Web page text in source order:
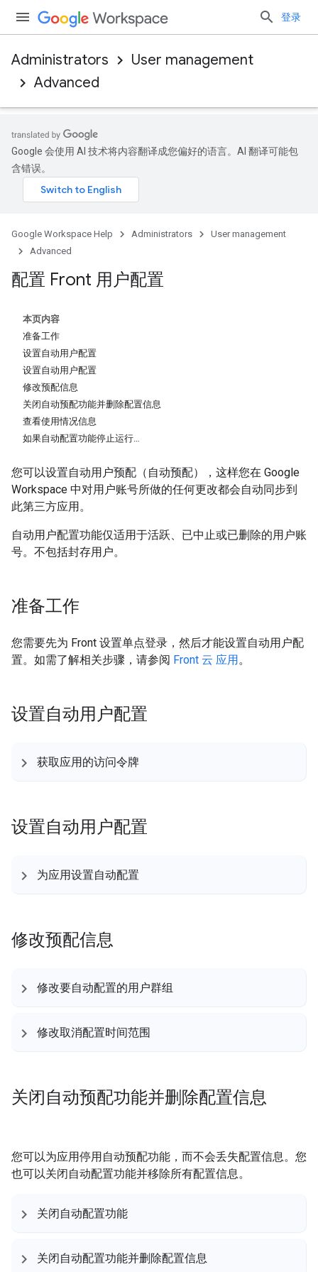
登录
Administrators
User management
Advanced
Google 会使用 AI 技术将内容翻译成您偏好的语言。AI 翻译可能包
含错误。
Google Workspace Help Administrators
User management
Advanced
配置 Front 用户配置
本页内容
准备工作
设置自动用户配置
设置自动用户配置
修改预配信息
关闭自动预配功能并删除配置信息
查看使用情况信息
如果自动配置功能停止运行…
您可以设置自动用户预配（自动预配），这样您在 Google
Workspace 中对用户账号所做的任何更改都会自动同步到
此第三方应用。
自动用户配置功能仅适用于活跃、已中止或已删除的用户账
号。不包括封存用户。
准备工作
您需要先为 Front 设置单点登录，然后才能设置自动用户配
置。如需了解相关步骤，请参阅 Front 云 应用。
设置自动用户配置
获取应用的访问令牌
设置自动用户配置
为应用设置自动配置
修改预配信息
修改要自动配置的用户群组
修改取消配置时间范围
关闭自动预配功能并删除配置信息
您可以为应用停用自动预配功能，而不会丢失配置信息。您
也可以关闭自动配置功能并移除所有配置信息。
关闭自动配置功能
关闭自动配置功能并删除配置信息